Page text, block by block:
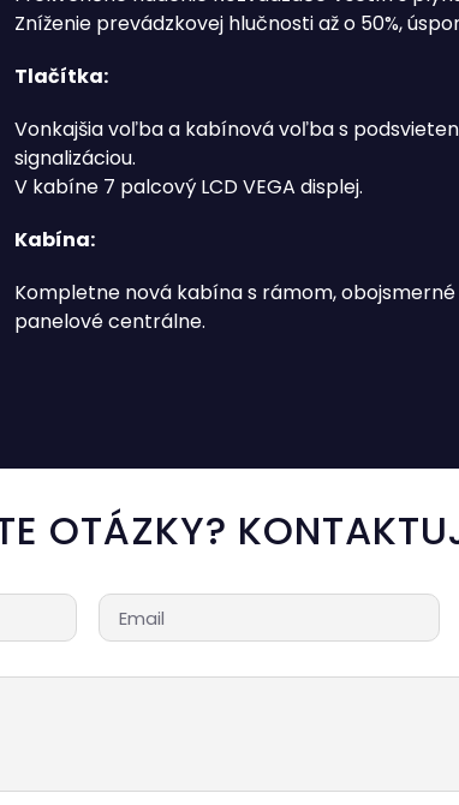
Zníženie prevádzkovej hlučnosti až o 50%,
Tlačítka:
Vonkajšia voľba a kabínová voľba s
signalizáciou.
V kabíne 7 palcový LCD VEGA displej.
Kabína:
Kompletne nová kabína s rámom,
panelové centrálne.
OTÁZKY?